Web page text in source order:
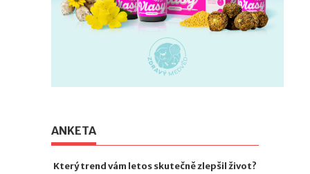
ANKETA
Který trend vám letos skutečně zlepšil život?